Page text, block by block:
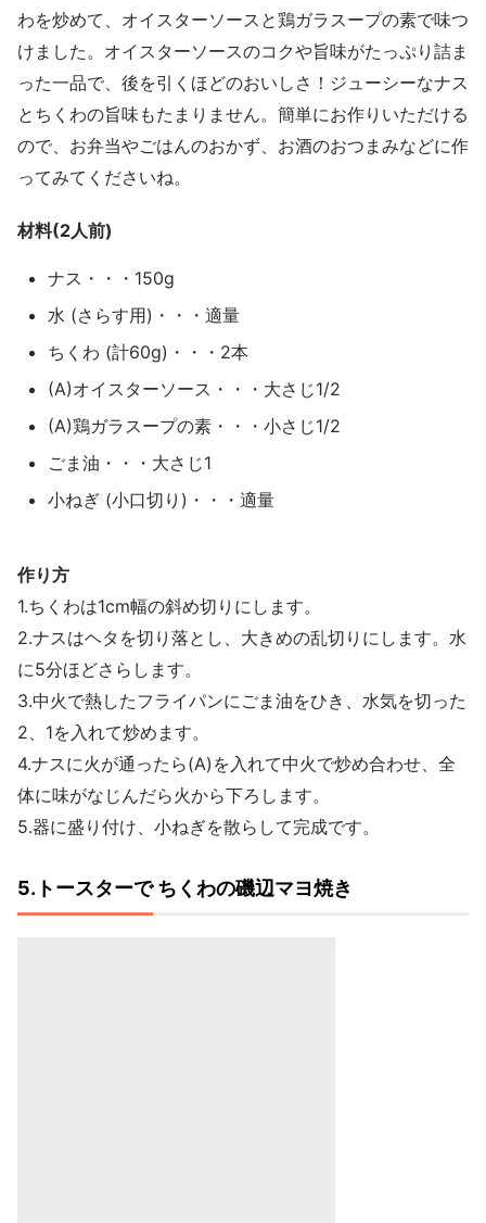
わを炒めて、オイスターソースと鶏ガラスープの素で味つ
けました。オイスターソースのコクや旨味がたっぷり詰ま
った一品で、後を引くほどのおいしさ！ジューシーなナス
とちくわの旨味もたまりません。簡単にお作りいただける
ので、お弁当やごはんのおかず、お酒のおつまみなどに作
ってみてくださいね。
材料(2人前)
ナス・・・150g
水 (さらす用)・・・適量
ちくわ (計60g)・・・2本
(A)オイスターソース・・・大さじ1/2
(A)鶏ガラスープの素・・・小さじ1/2
ごま油・・・大さじ1
小ねぎ (小口切り)・・・適量
作り方
1.ちくわは1cm幅の斜め切りにします。
2.ナスはヘタを切り落とし、大きめの乱切りにします。水
に5分ほどさらします。
3.中火で熱したフライパンにごま油をひき、水気を切った
2、1を入れて炒めます。
4.ナスに火が通ったら(A)を入れて中火で炒め合わせ、全
体に味がなじんだら火から下ろします。
5.器に盛り付け、小ねぎを散らして完成です。
5.トースターで ちくわの磯辺マヨ焼き